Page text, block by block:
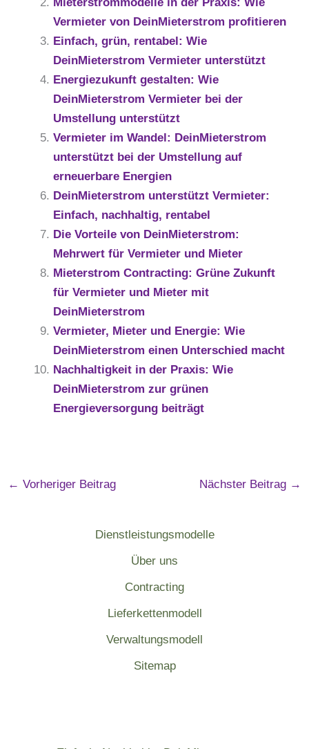
Vermieter von DeinMieterstrom profitieren
Einfach, grün, rentabel: Wie
DeinMieterstrom Vermieter unterstützt
Energiezukunft gestalten: Wie
DeinMieterstrom Vermieter bei der
Umstellung unterstützt
Vermieter im Wandel: DeinMieterstrom
unterstützt bei der Umstellung auf
erneuerbare Energien
DeinMieterstrom unterstützt Vermieter:
Einfach, nachhaltig, rentabel
Die Vorteile von DeinMieterstrom:
Mehrwert für Vermieter und Mieter
Mieterstrom Contracting: Grüne Zukunft
für Vermieter und Mieter mit
DeinMieterstrom
Vermieter, Mieter und Energie: Wie
DeinMieterstrom einen Unterschied macht
Nachhaltigkeit in der Praxis: Wie
DeinMieterstrom zur grünen
Energieversorgung beiträgt
← Vorheriger Beitrag Nächster Beitrag →
Dienstleistungsmodelle
Über uns
Contracting
Lieferkettenmodell
Verwaltungsmodell
Sitemap